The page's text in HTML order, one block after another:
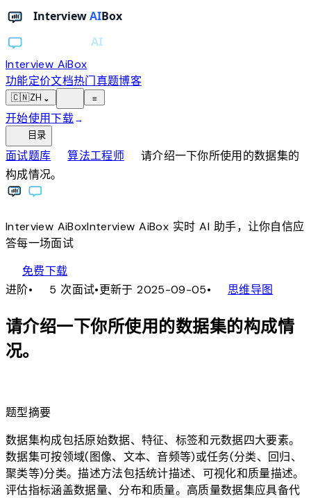
Interview AiBox
功能定价文档热门真题博客
🇨🇳ZH ⌄ ≡
开始使用下载→
目录
面试题库chevron_right算法工程师chevron_right
请介绍一下你所使用的数据集的
构成情况。
Interview AiBoxInterviewAiBox实时 AI 助手，让你自信应
答每一场面试
免费下载
进阶• 5 次面试•更新于 2025-09-05• 思维导图
请介绍一下你所使用的数据集的构成情
况。
题型摘要
数据集构成包括原始数据、特征、标签和元数据四大要素。
数据集可按领域(图像、文本、音频等)或任务(分类、回归、
聚类等)分类。描述方法包括统计描述、可视化和质量描述。
评估指标涵盖数据量、分布和质量。高质量数据集应具备代